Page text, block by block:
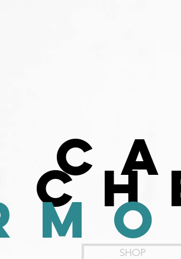
SHOP